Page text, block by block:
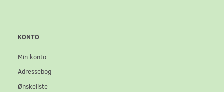
KONTO
Min konto
Adressebog
Ønskeliste